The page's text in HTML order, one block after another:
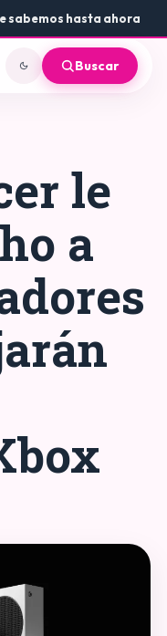
hasta ahora•Dónde
Buscar
le
a